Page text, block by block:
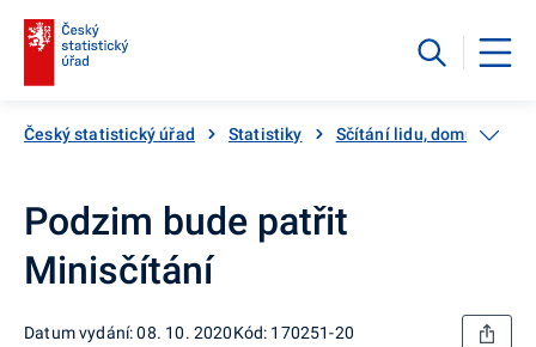
Český statistický úřad Statistiky Sčítání lidu, domů a bytů
Podzim bude patřit
Minisčítání
Datum vydání: 08. 10. 2020Kód: 170251-20